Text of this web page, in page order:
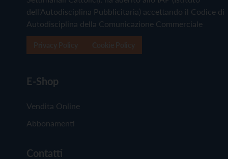
dell'Autodisciplina Pubblicitaria) accettando il Codice di
Autodisciplina della Comunicazione Commerciale
E-Shop
Vendita Online
Abbonamenti
Contatti